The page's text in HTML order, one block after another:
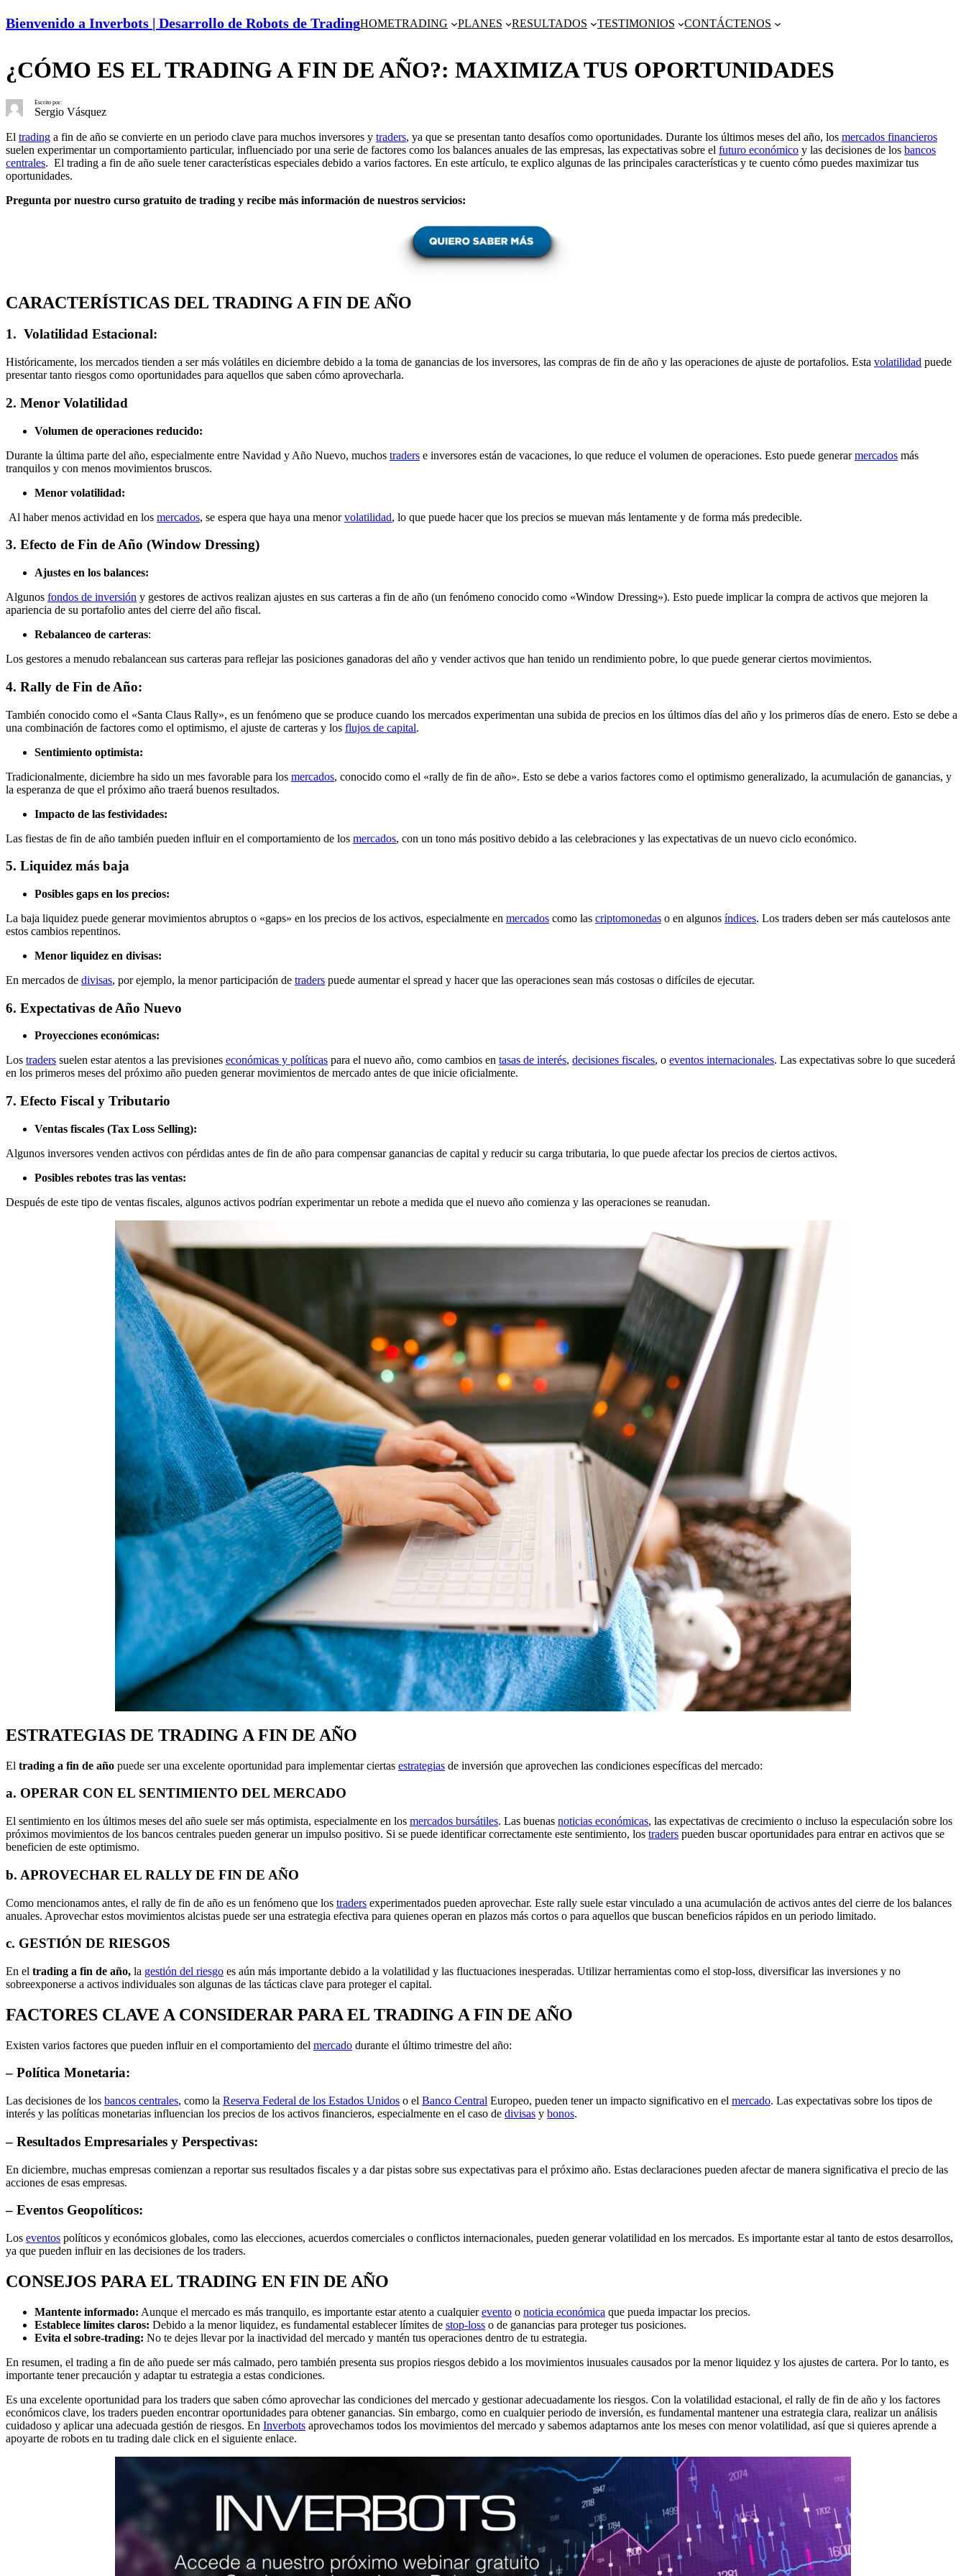
Bienvenido a Inverbots | Desarrollo de Robots de TradingHOMETRADING PLANES RESULTADOS TESTIMONIOS CONTÁCTENOS
¿CÓMO ES EL TRADING A FIN DE AÑO?: MAXIMIZA TUS OPORTUNIDADES
Escrito por:
Sergio Vásquez
El trading a fin de año se convierte en un periodo clave para muchos inversores y traders, ya que se presentan tanto desafíos como oportunidades. Durante los últimos meses del año, los mercados financieros
suelen experimentar un comportamiento particular, influenciado por una serie de factores como los balances anuales de las empresas, las expectativas sobre el futuro económico y las decisiones de los bancos
centrales. El trading a fin de año suele tener características especiales debido a varios factores. En este artículo, te explico algunas de las principales características y te cuento cómo puedes maximizar tus
oportunidades.
Pregunta por nuestro curso gratuito de trading y recibe más información de nuestros servicios:
CARACTERÍSTICAS DEL TRADING A FIN DE AÑO
1. Volatilidad Estacional:
Históricamente, los mercados tienden a ser más volátiles en diciembre debido a la toma de ganancias de los inversores, las compras de fin de año y las operaciones de ajuste de portafolios. Esta volatilidad puede
presentar tanto riesgos como oportunidades para aquellos que saben cómo aprovecharla.
2. Menor Volatilidad
Volumen de operaciones reducido:
Durante la última parte del año, especialmente entre Navidad y Año Nuevo, muchos traders e inversores están de vacaciones, lo que reduce el volumen de operaciones. Esto puede generarmercados más
tranquilos y con menos movimientos bruscos.
Menor volatilidad:
Al haber menos actividad en los mercados, se espera que haya una menorvolatilidad, lo que puede hacer que los precios se muevan más lentamente y de forma más predecible.
3. Efecto de Fin de Año (Window Dressing)
Ajustes en los balances:
Algunos fondos de inversión y gestores de activos realizan ajustes en sus carteras a fin de año (un fenómeno conocido como «Window Dressing»). Esto puede implicar la compra de activos que mejoren la
apariencia de su portafolio antes del cierre del año fiscal.
Rebalanceo de carteras:
Los gestores a menudo rebalancean sus carteras para reflejar las posiciones ganadoras del año y vender activos que han tenido un rendimiento pobre, lo que puede generar ciertos movimientos.
4. Rally de Fin de Año:
También conocido como el «Santa Claus Rally», es un fenómeno que se produce cuando los mercados experimentan una subida de precios en los últimos días del año y los primeros días de enero. Esto se debe a
una combinación de factores como el optimismo, el ajuste de carteras y los flujos de capital.
Sentimiento optimista:
Tradicionalmente, diciembre ha sido un mes favorable para los mercados, conocido como el «rally de fin de año». Esto se debe a varios factores como el optimismo generalizado, la acumulación de ganancias, y
la esperanza de que el próximo año traerá buenos resultados.
Impacto de las festividades:
Las fiestas de fin de año también pueden influir en el comportamiento de los mercados, con un tono más positivo debido a las celebraciones y las expectativas de un nuevo ciclo económico.
5. Liquidez más baja
Posibles gaps en los precios:
La baja liquidez puede generar movimientos abruptos o «gaps» en los precios de los activos, especialmente en mercados como las criptomonedas o en algunos índices. Los traders deben ser más cautelosos ante
estos cambios repentinos.
Menor liquidez en divisas:
En mercados de divisas, por ejemplo, la menor participación de traders puede aumentar el spread y hacer que las operaciones sean más costosas o difíciles de ejecutar.
6. Expectativas de Año Nuevo
Proyecciones económicas:
Los traders suelen estar atentos a las previsiones económicas y políticas para el nuevo año, como cambios en tasas de interés, decisiones fiscales, o eventos internacionales. Las expectativas sobre lo que sucederá
en los primeros meses del próximo año pueden generar movimientos de mercado antes de que inicie oficialmente.
7. Efecto Fiscal y Tributario
Ventas fiscales (Tax Loss Selling):
Algunos inversores venden activos con pérdidas antes de fin de año para compensar ganancias de capital y reducir su carga tributaria, lo que puede afectar los precios de ciertos activos.
Posibles rebotes tras las ventas:
Después de este tipo de ventas fiscales, algunos activos podrían experimentar un rebote a medida que el nuevo año comienza y las operaciones se reanudan.
ESTRATEGIAS DE TRADING A FIN DE AÑO
El trading a fin de año puede ser una excelente oportunidad para implementar ciertas estrategias de inversión que aprovechen las condiciones específicas del mercado:
a. OPERAR CON EL SENTIMIENTO DEL MERCADO
El sentimiento en los últimos meses del año suele ser más optimista, especialmente en los mercados bursátiles. Las buenas noticias económicas, las expectativas de crecimiento o incluso la especulación sobre los
próximos movimientos de los bancos centrales pueden generar un impulso positivo. Si se puede identificar correctamente este sentimiento, los traders pueden buscar oportunidades para entrar en activos que se
beneficien de este optimismo.
b. APROVECHAR EL RALLY DE FIN DE AÑO
Como mencionamos antes, el rally de fin de año es un fenómeno que los traders experimentados pueden aprovechar. Este rally suele estar vinculado a una acumulación de activos antes del cierre de los balances
anuales. Aprovechar estos movimientos alcistas puede ser una estrategia efectiva para quienes operan en plazos más cortos o para aquellos que buscan beneficios rápidos en un periodo limitado.
c. GESTIÓN DE RIESGOS
En el trading a fin de año, la gestión del riesgo es aún más importante debido a la volatilidad y las fluctuaciones inesperadas. Utilizar herramientas como el stop-loss, diversificar las inversiones y no
sobreexponerse a activos individuales son algunas de las tácticas clave para proteger el capital.
FACTORES CLAVE A CONSIDERAR PARA EL TRADING A FIN DE AÑO
Existen varios factores que pueden influir en el comportamiento del mercado durante el último trimestre del año:
– Política Monetaria:
Las decisiones de los bancos centrales, como la Reserva Federal de los Estados Unidos o el Banco Central Europeo, pueden tener un impacto significativo en el mercado. Las expectativas sobre los tipos de
interés y las políticas monetarias influencian los precios de los activos financieros, especialmente en el caso de divisas y bonos.
– Resultados Empresariales y Perspectivas:
En diciembre, muchas empresas comienzan a reportar sus resultados fiscales y a dar pistas sobre sus expectativas para el próximo año. Estas declaraciones pueden afectar de manera significativa el precio de las
acciones de esas empresas.
– Eventos Geopolíticos:
Los eventos políticos y económicos globales, como las elecciones, acuerdos comerciales o conflictos internacionales, pueden generar volatilidad en los mercados. Es importante estar al tanto de estos desarrollos,
ya que pueden influir en las decisiones de los traders.
CONSEJOS PARA EL TRADING EN FIN DE AÑO
Mantente informado: Aunque el mercado es más tranquilo, es importante estar atento a cualquierevento o noticia económica que pueda impactar los precios.
Establece límites claros: Debido a la menor liquidez, es fundamental establecer límites de stop-loss o de ganancias para proteger tus posiciones.
Evita el sobre-trading: No te dejes llevar por la inactividad del mercado y mantén tus operaciones dentro de tu estrategia.
En resumen, el trading a fin de año puede ser más calmado, pero también presenta sus propios riesgos debido a los movimientos inusuales causados por la menor liquidez y los ajustes de cartera. Por lo tanto, es
importante tener precaución y adaptar tu estrategia a estas condiciones.
Es una excelente oportunidad para los traders que saben cómo aprovechar las condiciones del mercado y gestionar adecuadamente los riesgos. Con la volatilidad estacional, el rally de fin de año y los factores
económicos clave, los traders pueden encontrar oportunidades para obtener ganancias. Sin embargo, como en cualquier periodo de inversión, es fundamental mantener una estrategia clara, realizar un análisis
cuidadoso y aplicar una adecuada gestión de riesgos. En Inverbots aprovechamos todos los movimientos del mercado y sabemos adaptarnos ante los meses con menor volatilidad, así que si quieres aprende a
apoyarte de robots en tu trading dale click en el siguiente enlace.